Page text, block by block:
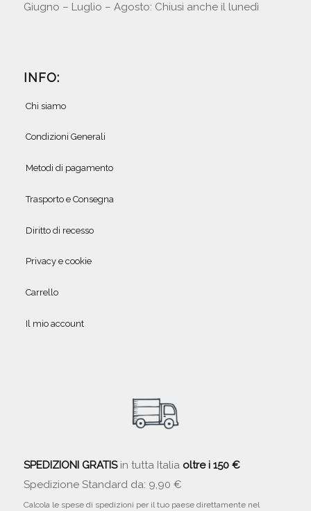
Giugno – Luglio – Agosto: Chiusi anche il lunedì
INFO:
Chi siamo
Condizioni Generali
Metodi di pagamento
Trasporto e Consegna
Diritto di recesso
Privacy e cookie
Carrello
Il mio account
SPEDIZIONI GRATISin tutta Italia oltre i 150 €
Spedizione Standard da: 9,90 €
Calcola le spese di spedizioni per il tuo paese direttamente nel